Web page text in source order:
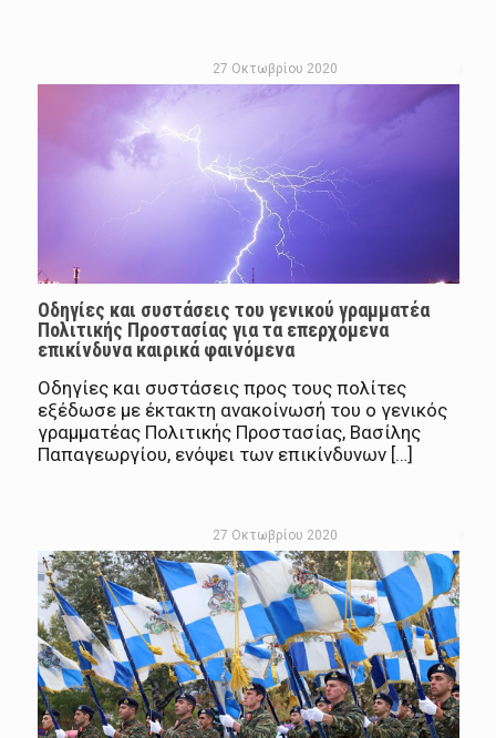
27 Οκτωβρίου 2020
Οδηγίες και συστάσεις του γενικού γραμματέα
Πολιτικής Προστασίας για τα επερχόμενα
επικίνδυνα καιρικά φαινόμενα
Οδηγίες και συστάσεις προς τους πολίτες
εξέδωσε με έκτακτη ανακοίνωσή του ο γενικός
γραμματέας Πολιτικής Προστασίας, Βασίλης
Παπαγεωργίου, ενόψει των επικίνδυνων […]
27 Οκτωβρίου 2020